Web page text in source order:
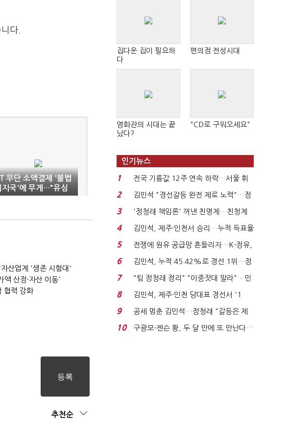
다.
무단 소액결제 '불법
지국'에 무게…"유심
킹과는 무관" 주장
산업계 '생존 시험대'
산정·자산 이동'
협력 강화
추천순
집다운 집이 필요하
다
편의점 전성시대
영화관의 시대는 끝
났다?
"CD로 구워오세요"
인기뉴스
1
전국 기름값 12주 연속 하락…서울 휘
발윳값 1909원...
2
김민석 "경선갈등 완전 제로 노력"…정
청래 "반명 공세 사...
3
'정청래 책임론' 꺼낸 친명계…친청계
는 추가투표 때리기...
4
김민석, 제주·인천서 승리…누적 득표율
'1위 탈환'(종합)...
5
전쟁에 원유 공급망 흔들리자…K-정유,
에너지안보 핵심...
6
김민석, 누적 45.42%로 경선 1위…정
청래와 격차 0.86%p(...
7
"팀 정청래 정리" "이중잣대 말라"…민
주 최고위원 계파 다...
8
김민석, 제주·인천 당대표 경선서 '1
위'(1보)...
9
공세 멈춘 김민석…정청래 "갈등은 제
가 수습"
10
구광모-젠슨 황, 두 달 만에 또 만난다…